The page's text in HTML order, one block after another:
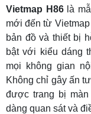
Vietmap H86là
mới đến từ
bản đồ và thiết bị
bật với kiểu dáng
mọi không gian
Không chỉ gây ấn
được trang bị
dàng quan sát và